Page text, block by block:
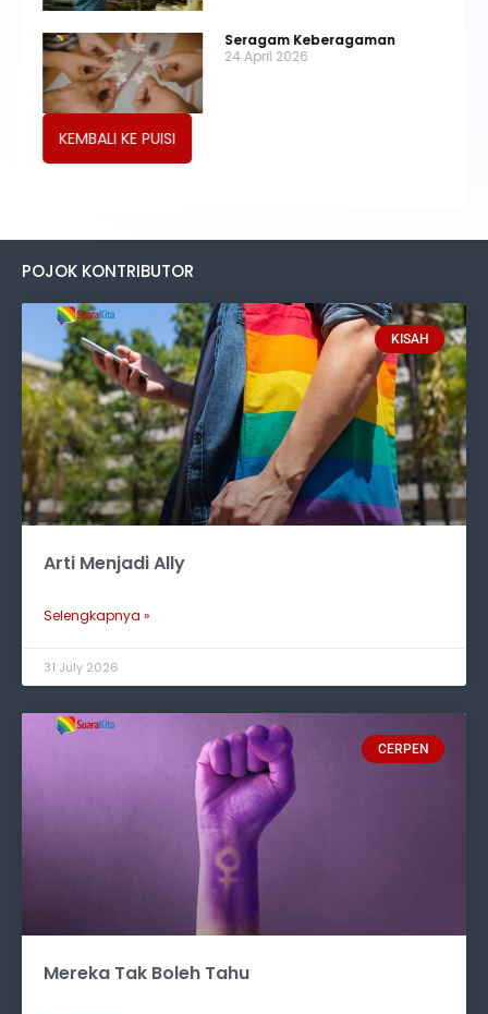
Seragam Keberagaman
24 April 2026
KEMBALI KE PUISI
POJOK KONTRIBUTOR
KISAH
Arti Menjadi Ally
Selengkapnya »
31 July 2026
CERPEN
Mereka Tak Boleh Tahu